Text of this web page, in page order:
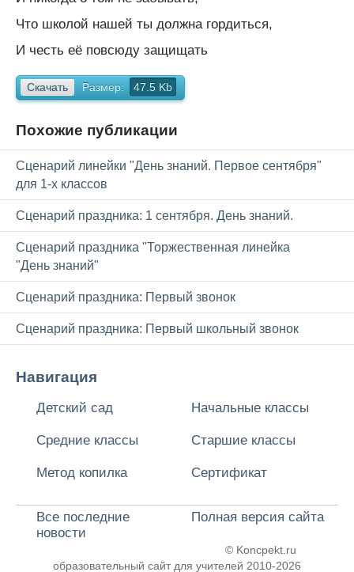
Что школой нашей ты должна гордиться,
И честь её повсюду защищать
Скачать Размер: 47.5 Kb
Похожие публикации
Сценарий линейки "День знаний. Первое сентября"
для 1-х классов
Сценарий праздника: 1 сентября. День знаний.
Сценарий праздника "Торжественная линейка
"День знаний"
Сценарий праздника: Первый звонок
Сценарий праздника: Первый школьный звонок
Навигация
Детский сад Начальные классы
Средние классы Старшие классы
Метод копилка Сертификат
Все последние
новости
Полная версия сайта
© Koncpekt.ru
образовательный сайт для учителей 2010-2026